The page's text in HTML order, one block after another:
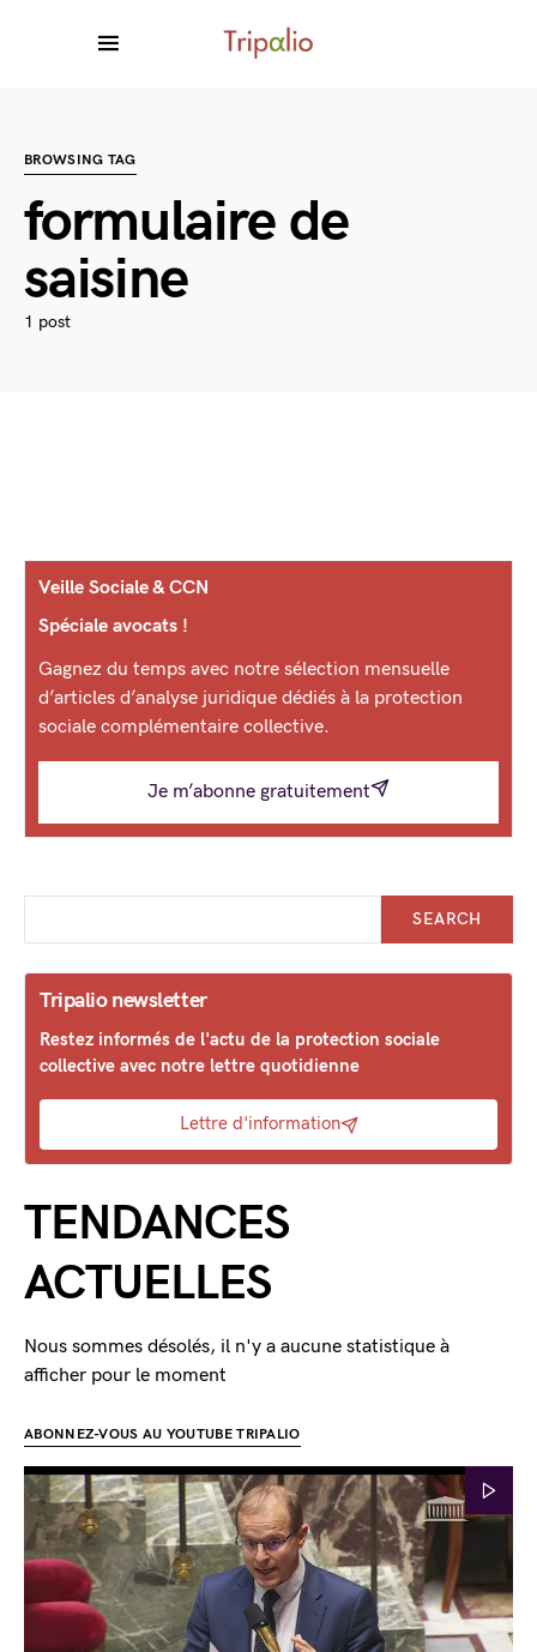
BROWSING TAG
formulaire de
saisine
1 post
Veille Sociale & CCN
Spéciale avocats !
Gagnez du temps avec notre sélection mensuelle
d’articles d’analyse juridique dédiés à la protection
sociale complémentaire collective.
Je m’abonne gratuitement
SEARCH
Tripalio newsletter
Restez informés de l'actu de la protection sociale
collective avec notre lettre quotidienne
Lettre d'information
TENDANCES
ACTUELLES
Nous sommes désolés, il n'y a aucune statistique à
afficher pour le moment
ABONNEZ-VOUS AU YOUTUBE TRIPALIO